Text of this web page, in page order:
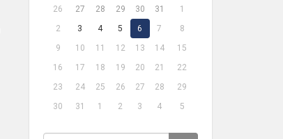
26 27 28 29 30 31
1
2
3 4 5 6 7
8
9
10 11 12 13 14
15
16
17 18 19 20 21
22
23
24 25 26 27 28
29
30
31 1 2 3 4 5